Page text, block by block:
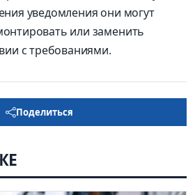
уведомления они могут
или заменить
с требованиями.
Поделиться